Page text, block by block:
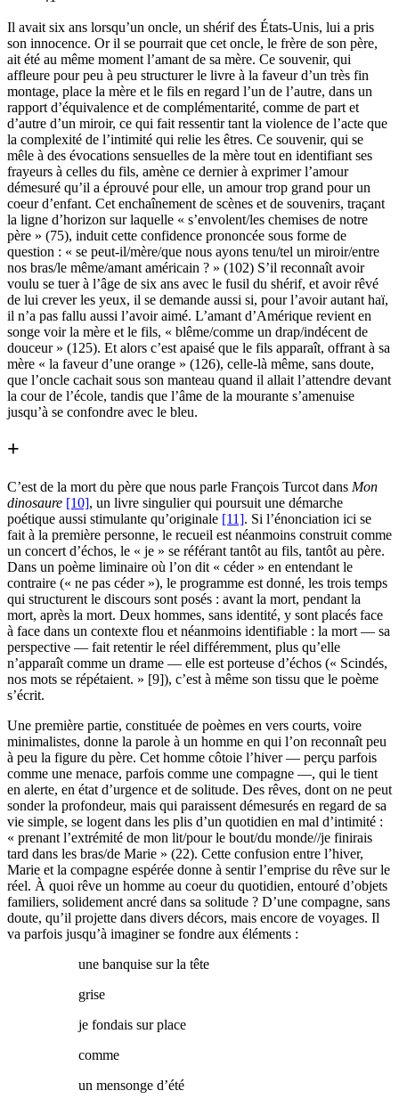
Il avait six ans lorsqu’un oncle, un shérif des États-Unis, lui a pris
son innocence. Or il se pourrait que cet oncle, le frère de son père,
ait été au même moment l’amant de sa mère. Ce souvenir, qui
affleure pour peu à peu structurer le livre à la faveur d’un très fin
montage, place la mère et le fils en regard l’un de l’autre, dans un
rapport d’équivalence et de complémentarité, comme de part et
d’autre d’un miroir, ce qui fait ressentir tant la violence de l’acte que
la complexité de l’intimité qui relie les êtres. Ce souvenir, qui se
mêle à des évocations sensuelles de la mère tout en identifiant ses
frayeurs à celles du fils, amène ce dernier à exprimer l’amour
démesuré qu’il a éprouvé pour elle, un amour trop grand pour un
coeur d’enfant. Cet enchaînement de scènes et de souvenirs, traçant
la ligne d’horizon sur laquelle « s’envolent/les chemises de notre
père » (75), induit cette confidence prononcée sous forme de
question : « se peut-il/mère/que nous ayons tenu/tel un miroir/entre
nos bras/le même/amant américain ? » (102) S’il reconnaît avoir
voulu se tuer à l’âge de six ans avec le fusil du shérif, et avoir rêvé
de lui crever les yeux, il se demande aussi si, pour l’avoir autant haï,
il n’a pas fallu aussi l’avoir aimé. L’amant d’Amérique revient en
songe voir la mère et le fils, « blême/comme un drap/indécent de
douceur » (125). Et alors c’est apaisé que le fils apparaît, offrant à sa
mère « la faveur d’une orange » (126), celle-là même, sans doute,
que l’oncle cachait sous son manteau quand il allait l’attendre devant
la cour de l’école, tandis que l’âme de la mourante s’amenuise
jusqu’à se confondre avec le bleu.
+
C’est de la mort du père que nous parle François Turcot dans Mon
dinosaure [10], un livre singulier qui poursuit une démarche
poétique aussi stimulante qu’originale [11]. Si l’énonciation ici se
fait à la première personne, le recueil est néanmoins construit comme
un concert d’échos, le « je » se référant tantôt au fils, tantôt au père.
Dans un poème liminaire où l’on dit « céder » en entendant le
contraire (« ne pas céder »), le programme est donné, les trois temps
qui structurent le discours sont posés : avant la mort, pendant la
mort, après la mort. Deux hommes, sans identité, y sont placés face
à face dans un contexte flou et néanmoins identifiable : la mort — sa
perspective — fait retentir le réel différemment, plus qu’elle
n’apparaît comme un drame — elle est porteuse d’échos (« Scindés,
nos mots se répétaient. » [9]), c’est à même son tissu que le poème
s’écrit.
Une première partie, constituée de poèmes en vers courts, voire
minimalistes, donne la parole à un homme en qui l’on reconnaît peu
à peu la figure du père. Cet homme côtoie l’hiver — perçu parfois
comme une menace, parfois comme une compagne —, qui le tient
en alerte, en état d’urgence et de solitude. Des rêves, dont on ne peut
sonder la profondeur, mais qui paraissent démesurés en regard de sa
vie simple, se logent dans les plis d’un quotidien en mal d’intimité :
« prenant l’extrémité de mon lit/pour le bout/du monde//je finirais
tard dans les bras/de Marie » (22). Cette confusion entre l’hiver,
Marie et la compagne espérée donne à sentir l’emprise du rêve sur le
réel. À quoi rêve un homme au coeur du quotidien, entouré d’objets
familiers, solidement ancré dans sa solitude ? D’une compagne, sans
doute, qu’il projette dans divers décors, mais encore de voyages. Il
va parfois jusqu’à imaginer se fondre aux éléments :
une banquise sur la tête
grise
je fondais sur place
comme
un mensonge d’été